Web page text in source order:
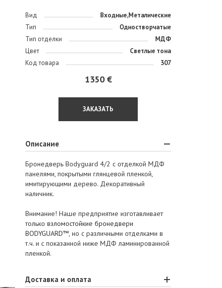
Вид
Входные,Металические
Тип
Одностворчатые
Тип отделки
МДФ
Цвет
Светлые тона
Код товара
307
1350 €
ЗАКАЗАТЬ
Описание
Бронедверь Bodyguard 4/2 с отделкой МДФ
панелями, покрытыми глянцевой пленкой,
имитирующими дерево. Декоративный
наличник.
Внимание! Наше предприятие изготавливает
только взломостойкие бронедвери
BODYGUARD™, но с различными отделками в
т.ч. и с показанной ниже МДФ ламинированной
пленкой.
Доставка и оплата